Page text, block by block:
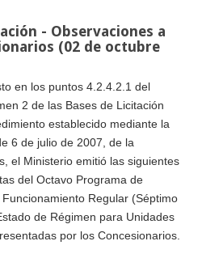
- Observaciones a
(02 de octubre
en los puntos 4.2.4.2.1 del
2 de las Bases de Licitación
establecido mediante la
6 de julio de 2007, de la
el Ministerio emitió las siguientes
del Octavo Programa de
Regular (Séptimo
de Régimen para Unidades
por los Concesionarios.